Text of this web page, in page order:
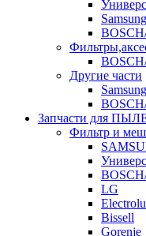
Samsung
Другие части
Samsung
Запчасти для
Фильтр и
LG
Bissell
Gorenje